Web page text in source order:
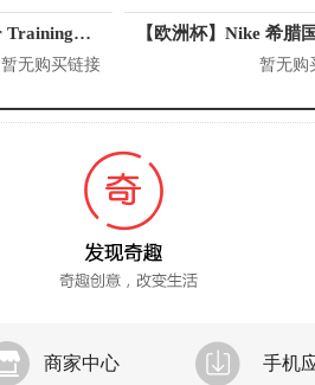
adidas Predator Training守门员手套
暂无购买链接 暂无购
商家中心 手机